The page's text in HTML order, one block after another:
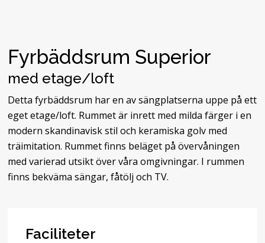
Fyrbäddsrum Superior
med etage/loft
Detta fyrbäddsrum har en av sängplatserna uppe på ett
eget etage/loft. Rummet är inrett med milda färger i en
modern skandinavisk stil och keramiska golv med
träimitation. Rummet finns beläget på övervåningen
med varierad utsikt över våra omgivningar. I rummen
finns bekväma sängar, fåtölj och TV.
Faciliteter